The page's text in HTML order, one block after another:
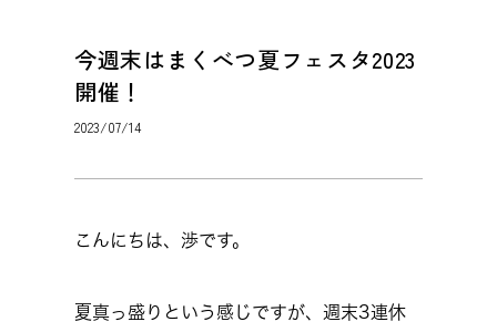
今週末はまくべつ夏フェスタ2023
開催！
2023/07/14
こんにちは、渉です。
夏真っ盛りという感じですが、週末3連休